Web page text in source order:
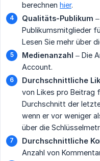
berechnen hier.
Qualitäts-Publikum
Publikumsmitglieder
Lesen Sie mehr über
Medienanzahl – Die
Account.
Durchschnittliche
von Likes pro Beitrag
Durchschnitt der
wenn er vor weniger
über die
Durchschnittliche
Anzahl von